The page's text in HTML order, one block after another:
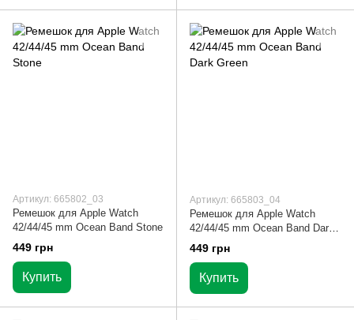
Артикул: 665802_03
Ремешок для Apple Watch
42/44/45 mm Ocean Band Stone
449 грн
Купить
Артикул: 665803_04
Ремешок для Apple Watch
42/44/45 mm Ocean Band Dark
Green
449 грн
Купить